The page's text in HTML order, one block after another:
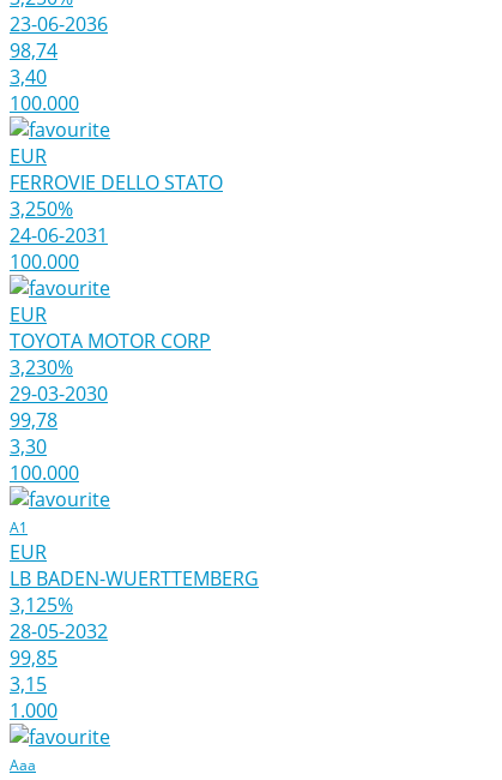
23-06-2036
98,74
3,40
100.000
EUR
FERROVIE DELLO STATO
3,250%
24-06-2031
100.000
EUR
TOYOTA MOTOR CORP
3,230%
29-03-2030
99,78
3,30
100.000
A1
EUR
LB BADEN-WUERTTEMBERG
3,125%
28-05-2032
99,85
3,15
1.000
Aaa